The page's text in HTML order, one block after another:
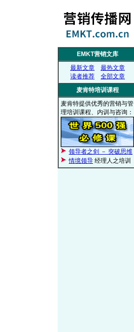
EMKT营销文库
最新文章
最热文章
读者推荐
全部文章
麦肯特培训课程
麦肯特提供优秀的营销与管
理培训课程、内训与咨询：
领导者之剑 － 突破思维
情境领导 经理人之培训